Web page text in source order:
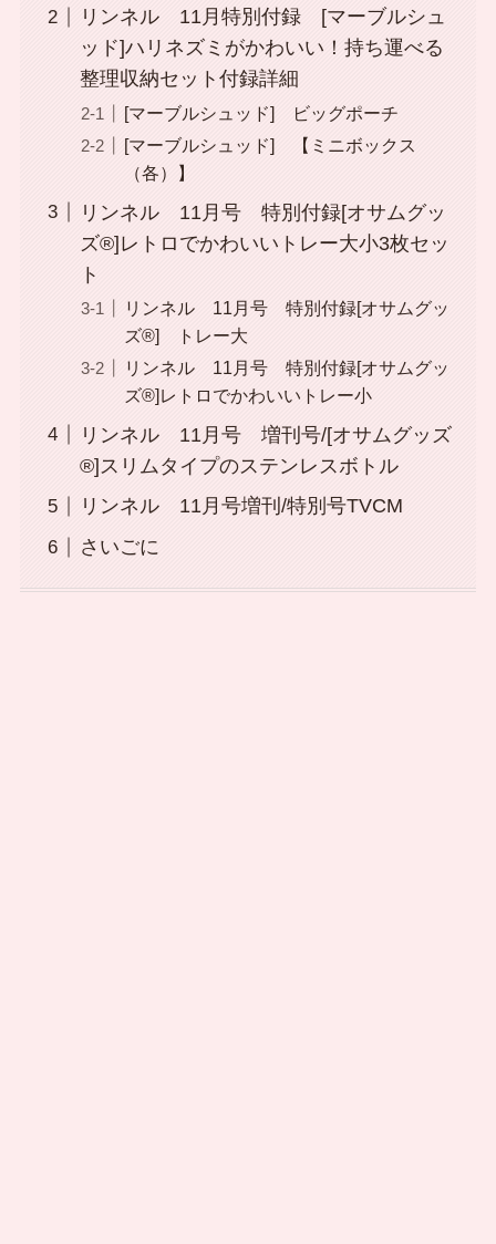
リンネル 11月特別付録 [マーブルシュ
ッド]ハリネズミがかわいい！持ち運べる
整理収納セット付録詳細
[マーブルシュッド] ビッグポーチ
[マーブルシュッド] 【ミニボックス
（各）】
リンネル 11月号 特別付録[オサムグッ
ズ®]レトロでかわいいトレー大小3枚セッ
ト
リンネル 11月号 特別付録[オサムグッ
ズ®] トレー大
リンネル 11月号 特別付録[オサムグッ
ズ®]レトロでかわいいトレー小
リンネル 11月号 増刊号/[オサムグッズ
®]スリムタイプのステンレスボトル
リンネル 11月号増刊/特別号TVCM
さいごに